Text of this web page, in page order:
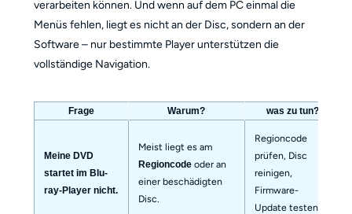
verarbeiten können. Und wenn auf dem PC einmal die
Menüs fehlen, liegt es nicht an der Disc, sondern an der
Software – nur bestimmte Player unterstützen die
vollständige Navigation.
Frage Warum? was zu tun?
Meine DVD
startet im Blu-
ray-Player nicht.
Meist liegt es am
Regioncodeoder an
einer beschädigten
Disc.
Regioncode
prüfen, Disc
reinigen,
Firmware-
Update testen.